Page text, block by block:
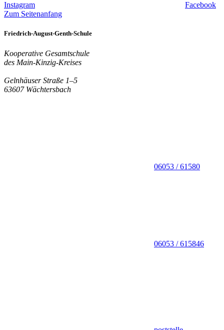
Instagram
Facebook
Zum Seitenanfang
Friedrich-August-Genth-Schule
Kooperative Gesamtschule
des Main-Kinzig-Kreises
Gelnhäuser Straße 1–5
63607 Wächtersbach
06053 / 61580
06053 / 615846